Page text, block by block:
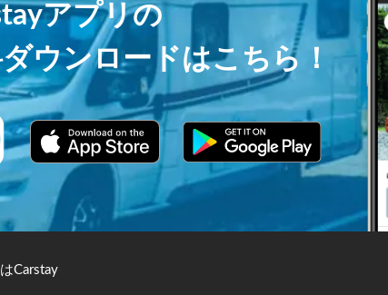
アプリの
ウンロードはこちら！
Carstay